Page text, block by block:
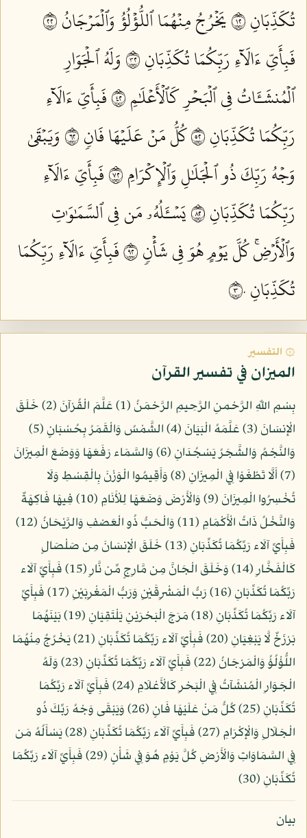
تُكَذِّبَانِ ٢١
يَخۡرُجُ مِنۡهُمَا ٱللُّؤۡلُؤُ وَٱلۡمَرۡجَانُ ٢٢
فَبِأَيِّ ءَالَآءِ رَبِّكُمَا تُكَذِّبَانِ ٢٣
وَلَهُ ٱلۡجَوَارِ
ٱلۡمُنشَـَٔاتُ فِي ٱلۡبَحۡرِ كَٱلۡأَعۡلَٰمِ ٢٤
فَبِأَيِّ ءَالَآءِ
رَبِّكُمَا تُكَذِّبَانِ ٢٥
كُلُّ مَنۡ عَلَيۡهَا فَانٖ ٢٦
وَيَبۡقَىٰ
وَجۡهُ رَبِّكَ ذُو ٱلۡجَلَٰلِ وَٱلۡإِكۡرَامِ ٢٧
فَبِأَيِّ ءَالَآءِ
رَبِّكُمَا تُكَذِّبَانِ ٢٨
يَسۡـَٔلُهُۥ مَن فِي ٱلسَّمَٰوَٰتِ
وَٱلۡأَرۡضِۚ كُلَّ يَوۡمٍ هُوَ فِي شَأۡنٖ ٢٩
فَبِأَيِّ ءَالَآءِ رَبِّكُمَا
تُكَذِّبَانِ ٣٠
۞ التفسير
الميزان في تفسير القرآن
بِسْمِ اللّهِ الرَّحْمنِ الرَّحِيمِ الرَّحْمَنُ (1) عَلَّمَ الْقُرْآنَ (2) خَلَقَ
الْإِنسَانَ (3) عَلَّمَهُ الْبَيَانَ (4) الشَّمْسُ وَالْقَمَرُ بِحُسْبَانٍ (5)
وَالنَّجْمُ وَالشَّجَرُ يَسْجُدَانِ (6) وَالسَّمَاء رَفَعَهَا وَوَضَعَ الْمِيزَانَ
(7) أَلَّا تَطْغَوْا فِي الْمِيزَانِ (8) وَأَقِيمُوا الْوَزْنَ بِالْقِسْطِ وَلَا
تُخْسِرُوا الْمِيزَانَ (9) وَالْأَرْضَ وَضَعَهَا لِلْأَنَامِ (10) فِيهَا فَاكِهَةٌ
وَالنَّخْلُ ذَاتُ الْأَكْمَامِ (11) وَالْحَبُّ ذُو الْعَصْفِ وَالرَّيْحَانُ (12)
فَبِأَيِّ آلَاء رَبِّكُمَا تُكَذِّبَانِ (13) خَلَقَ الْإِنسَانَ مِن صَلْصَالٍ
كَالْفَخَّارِ (14) وَخَلَقَ الْجَانَّ مِن مَّارِجٍ مِّن نَّارٍ (15) فَبِأَيِّ آلَاء
رَبِّكُمَا تُكَذِّبَانِ (16) رَبُّ الْمَشْرِقَيْنِ وَرَبُّ الْمَغْرِبَيْنِ (17) فَبِأَيِّ
آلَاء رَبِّكُمَا تُكَذِّبَانِ (18) مَرَجَ الْبَحْرَيْنِ يَلْتَقِيَانِ (19) بَيْنَهُمَا
بَرْزَخٌ لَّا يَبْغِيَانِ (20) فَبِأَيِّ آلَاء رَبِّكُمَا تُكَذِّبَانِ (21) يَخْرُجُ مِنْهُمَا
اللُّؤْلُؤُ وَالْمَرْجَانُ (22) فَبِأَيِّ آلَاء رَبِّكُمَا تُكَذِّبَانِ (23) وَلَهُ
الْجَوَارِ الْمُنشَآتُ فِي الْبَحْرِ كَالْأَعْلَامِ (24) فَبِأَيِّ آلَاء رَبِّكُمَا
تُكَذِّبَانِ (25) كُلُّ مَنْ عَلَيْهَا فَانٍ (26) وَيَبْقَى وَجْهُ رَبِّكَ ذُو
الْجَلَالِ وَالْإِكْرَامِ (27) فَبِأَيِّ آلَاء رَبِّكُمَا تُكَذِّبَانِ (28) يَسْأَلُهُ مَن
فِي السَّمَاوَاتِ وَالْأَرْضِ كُلَّ يَوْمٍ هُوَ فِي شَأْنٍ (29) فَبِأَيِّ آلَاء رَبِّكُمَا
تُكَذِّبَانِ (30)
بيان